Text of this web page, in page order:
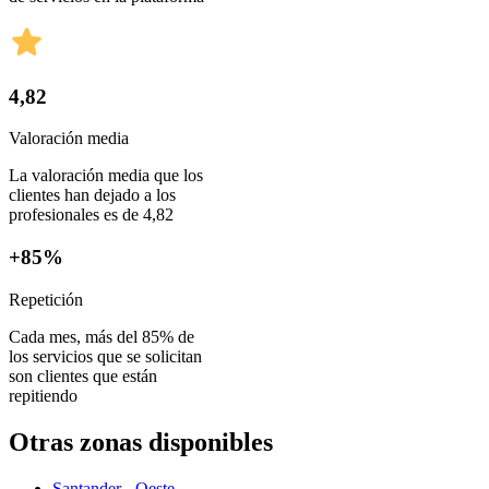
4,82
Valoración media
La valoración media que los
clientes han dejado a los
profesionales es de 4,82
+85%
Repetición
Cada mes, más del 85% de
los servicios que se solicitan
son clientes que están
repitiendo
Otras zonas disponibles